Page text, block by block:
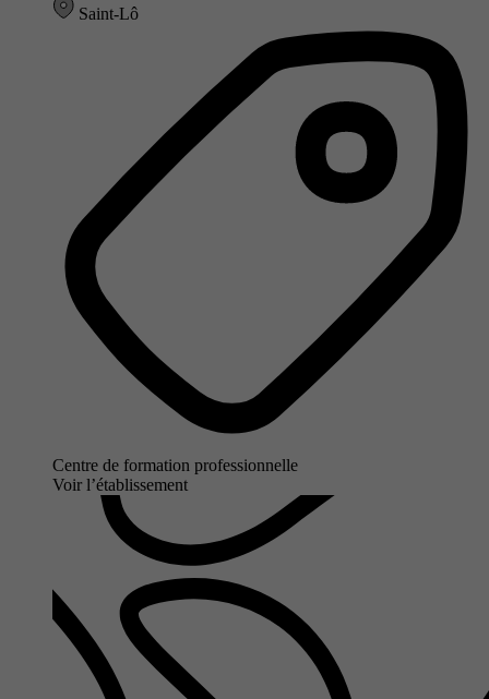
Saint-Lô
Centre de formation professionnelle
Voir l’établissement